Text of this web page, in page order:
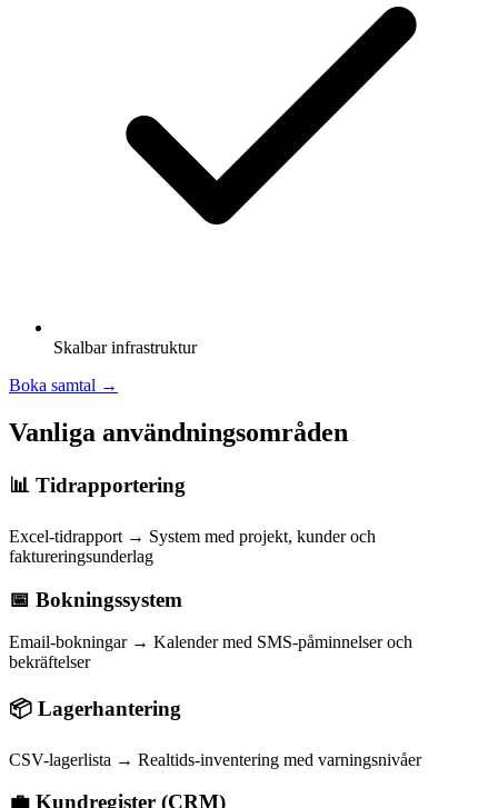
Skalbar infrastruktur
Boka samtal →
Vanliga användningsområden
📊 Tidrapportering
Excel-tidrapport → System med projekt, kunder och
faktureringsunderlag
📅 Bokningssystem
Email-bokningar → Kalender med SMS-påminnelser och
bekräftelser
📦 Lagerhantering
CSV-lagerlista → Realtids-inventering med varningsnivåer
💼 Kundregister (CRM)